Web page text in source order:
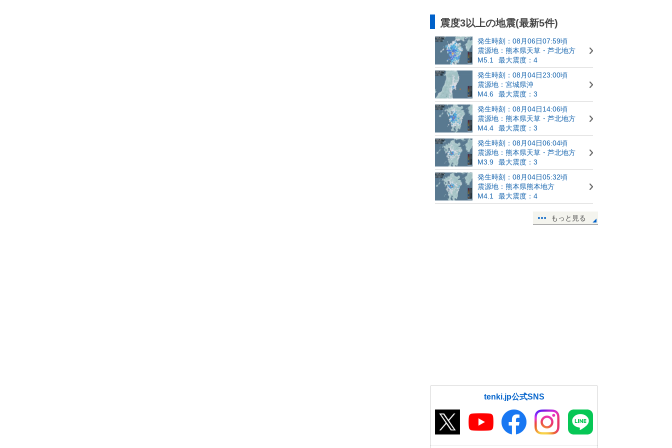
震度3以上の地震(最新5件)
発生時刻：08月06日07:59頃
震源地：熊本県天草・芦北地方
M5.1
最大震度：4
発生時刻：08月04日23:00頃
震源地：宮城県沖
M4.6
最大震度：3
発生時刻：08月04日14:06頃
震源地：熊本県天草・芦北地方
M4.4
最大震度：3
発生時刻：08月04日06:04頃
震源地：熊本県天草・芦北地方
M3.9
最大震度：3
発生時刻：08月04日05:32頃
震源地：熊本県熊本地方
M4.1
最大震度：4
もっと見る
tenki.jp公式SNS